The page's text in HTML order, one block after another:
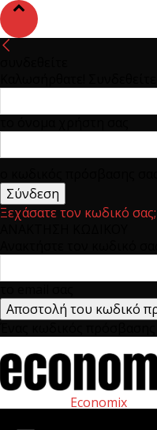
Ξεχάσατε τον κωδικό
Economix